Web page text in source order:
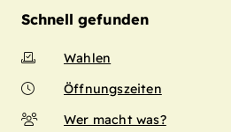
Schnell gefunden
Wahlen
Öffnungszeiten
Wer macht was?